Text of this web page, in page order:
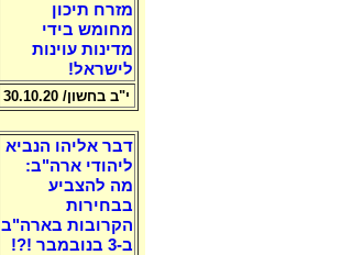
מזרח תיכון
מחומש בידי
מדינות עוינות
לישראל!
י"ב בחשון/ 30.10.20
דבר אליהו הנביא
ליהודי ארה"ב:
מה להצביע
בבחירות
הקרובות בארה"ב
ב-3 בנובמבר !?!